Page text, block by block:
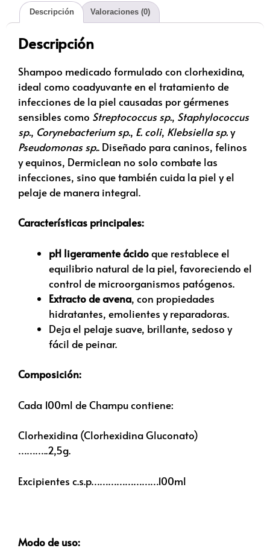
Descripción Valoraciones (0)
Descripción
Shampoo medicado formulado con clorhexidina,
ideal como coadyuvante en el tratamiento de
infecciones de la piel causadas por gérmenes
sensibles como Streptococcus sp., Staphylococcus
sp., Corynebacterium sp., E. coli, Klebsiella sp.y
Pseudomonas sp.. Diseñado para caninos, felinos
y equinos, Dermiclean no solo combate las
infecciones, sino que también cuida la piel y el
pelaje de manera integral.
Características principales:
pH ligeramente ácidoque restablece el
equilibrio natural de la piel, favoreciendo el
control de microorganismos patógenos.
Extracto de avena, con propiedades
hidratantes, emolientes y reparadoras.
Deja el pelaje suave, brillante, sedoso y
fácil de peinar.
Composición:
Cada 100ml de Champu contiene:
Clorhexidina (Clorhexidina Gluconato)
………..2,5g.
Excipientes c.s.p……………………100ml
Modo de uso: